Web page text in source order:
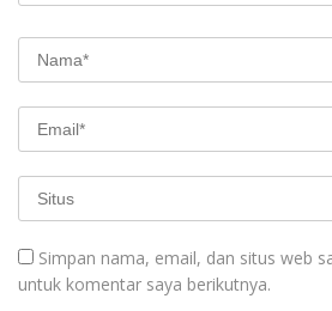
Simpan nama, email, dan situs web
untuk komentar saya berikutnya.